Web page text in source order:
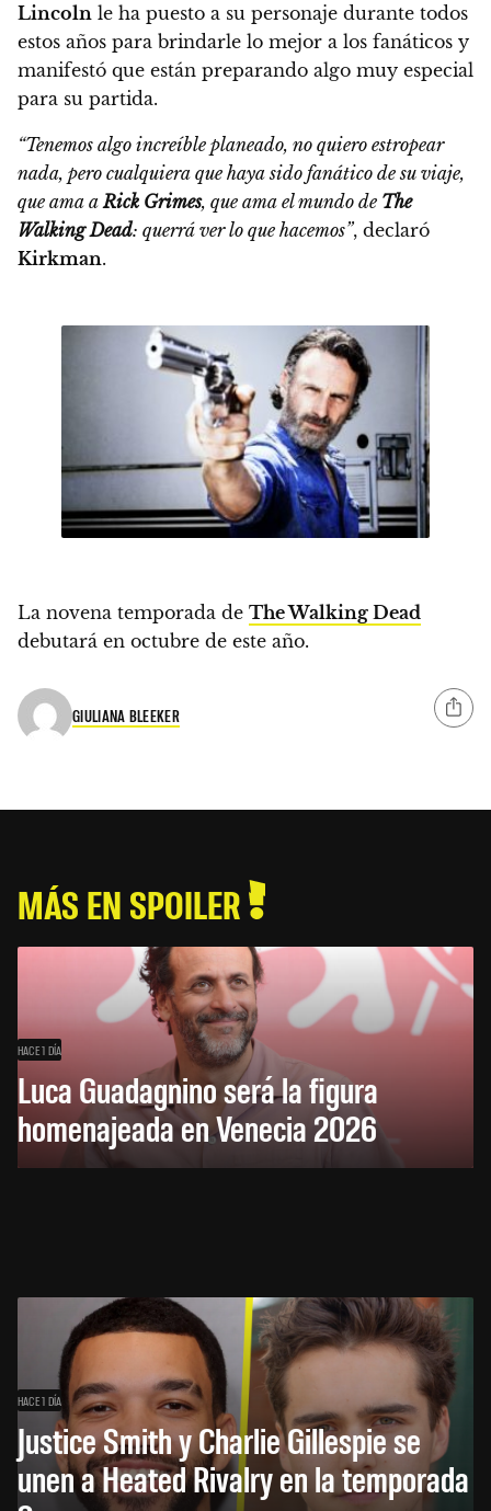
Lincoln le ha puesto a su personaje durante todos
estos años para brindarle lo mejor a los fanáticos y
manifestó que están preparando algo muy especial
para su partida.
“Tenemos algo increíble planeado, no quiero estropear
nada, pero cualquiera que haya sido fanático de su viaje,
que ama a Rick Grimes, que ama el mundo de The
Walking Dead: querrá ver lo que hacemos”, declaró
Kirkman.
La novena temporada de The Walking Dead
debutará en octubre de este año.
GIULIANA BLEEKER
MÁS EN SPOILER
HACE 1 DÍA
Luca Guadagnino será la figura
homenajeada en Venecia 2026
HACE 1 DÍA
Justice Smith y Charlie Gillespie se
unen a Heated Rivalry en la temporada